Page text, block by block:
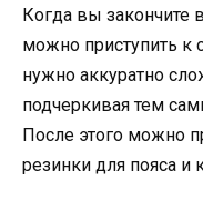
Когда вы закончите
можно приступить к
нужно аккуратно
подчеркивая тем
После этого можно
резинки для пояса и